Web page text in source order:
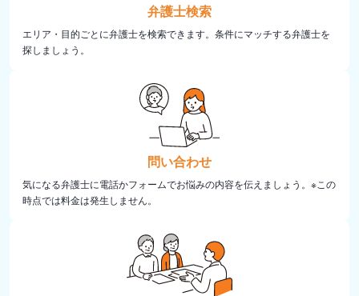
弁護士検索
エリア・目的ごとに弁護士を検索できます。条件にマッチする弁護士を
探しましょう。
問い合わせ
気になる弁護士に電話かフォームでお悩みの内容を伝えましょう。※この
時点では料金は発生しません。